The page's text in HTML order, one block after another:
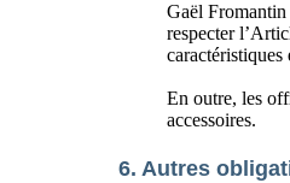
Gaël Fromantin
respecter
caractéristiques
En outre, les
accessoires.
6. Autres